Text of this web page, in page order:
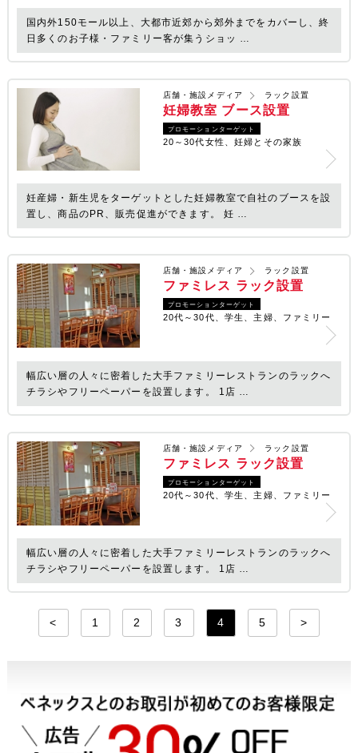
国内外150モール以上、大都市近郊から郊外までをカバーし、終
日多くのお子様・ファミリー客が集うショッ …
店舗・施設メディア ラック設置
妊婦教室 ブース設置
プロモーションターゲット
20～30代女性、妊婦とその家族
妊産婦・新生児をターゲットとした妊婦教室で自社のブースを設
置し、商品のPR、販売促進ができます。 妊 …
店舗・施設メディア ラック設置
ファミレス ラック設置
プロモーションターゲット
20代～30代、学生、主婦、ファミリー
幅広い層の人々に密着した大手ファミリーレストランのラックへ
チラシやフリーペーパーを設置します。 1店 …
店舗・施設メディア ラック設置
ファミレス ラック設置
プロモーションターゲット
20代～30代、学生、主婦、ファミリー
幅広い層の人々に密着した大手ファミリーレストランのラックへ
チラシやフリーペーパーを設置します。 1店 …
< 1 2 3 4 5 >